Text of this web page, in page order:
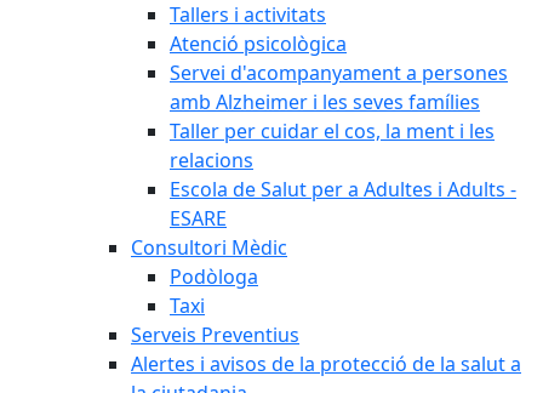
Tallers i activitats
Atenció psicològica
Servei d'acompanyament a persones
amb Alzheimer i les seves famílies
Taller per cuidar el cos, la ment i les
relacions
Escola de Salut per a Adultes i Adults -
ESARE
Consultori Mèdic
Podòloga
Taxi
Serveis Preventius
Alertes i avisos de la protecció de la salut a